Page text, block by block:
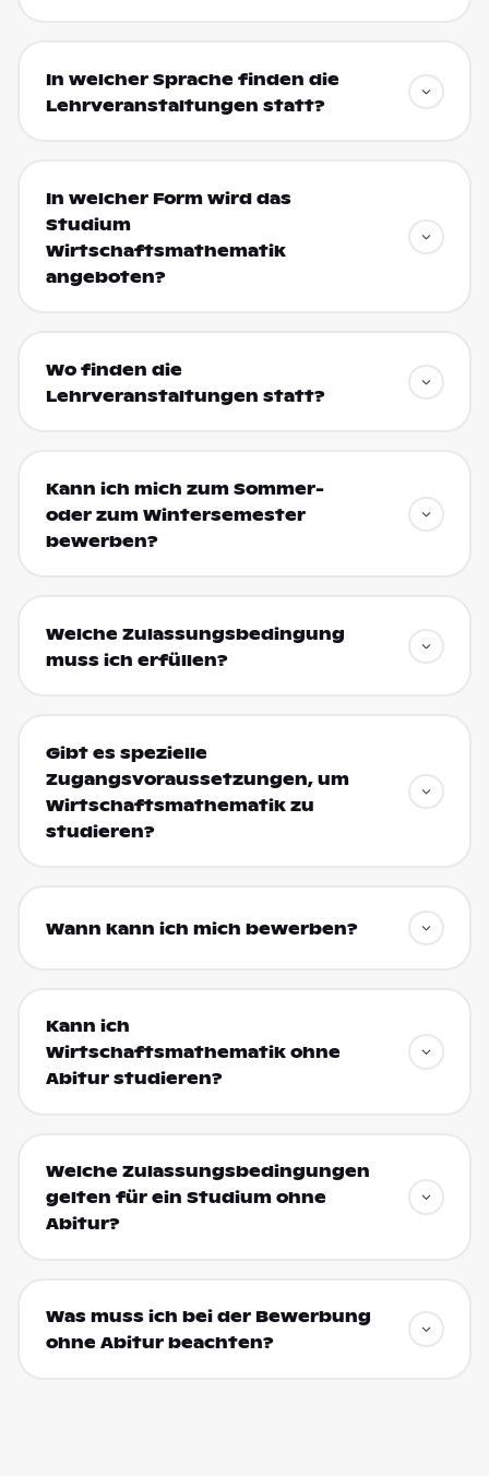
In welcher Sprache finden die
Lehrveranstaltungen statt?
In welcher Form wird das
Studium
Wirtschaftsmathematik
angeboten?
Wo finden die
Lehrveranstaltungen statt?
Kann ich mich zum Sommer-
oder zum Wintersemester
bewerben?
Welche Zulassungsbedingung
muss ich erfüllen?
Gibt es spezielle
Zugangsvoraussetzungen, um
Wirtschaftsmathematik zu
studieren?
Wann kann ich mich bewerben?
Kann ich
Wirtschaftsmathematik ohne
Abitur studieren?
Welche Zulassungsbedingungen
gelten für ein Studium ohne
Abitur?
Was muss ich bei der Bewerbung
ohne Abitur beachten?